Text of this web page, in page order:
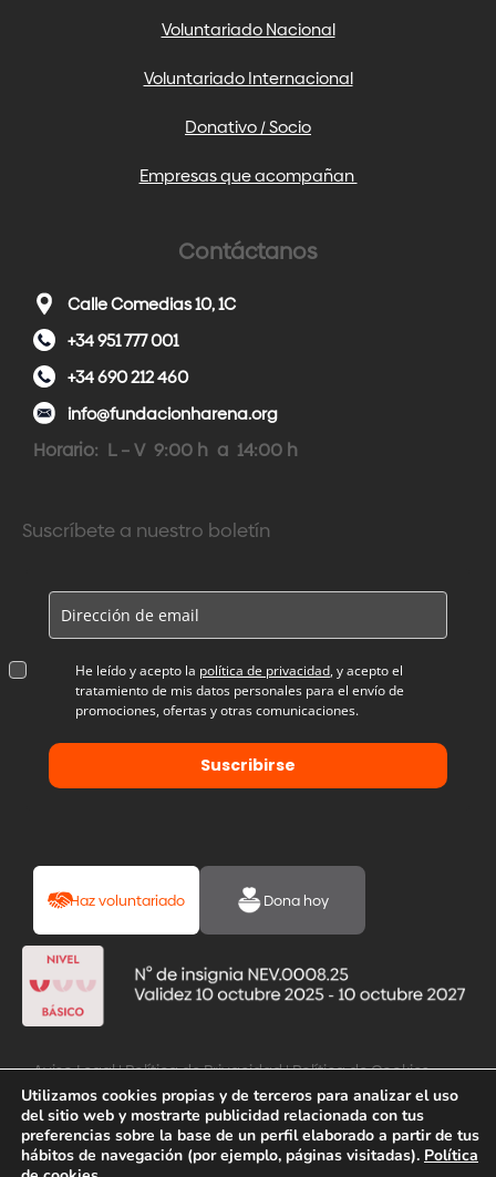
Voluntariado Nacional
Voluntariado Internacional
Donativo / Socio
Empresas que acompañan
Contáctanos
Calle Comedias 10, 1C
+34 951 777 001
+34 690 212 460
info@fundacionharena.org
Horario: L – V 9:00 h a 14:00 h
Suscríbete a nuestro boletín
He leído y acepto la política de privacidad, y acepto el
tratamiento de mis datos personales para el envío de
promociones, ofertas y otras comunicaciones.
Suscribirse
Haz voluntariado Dona hoy
Aviso Legal|Política de Privacidad|Política de Cookies
Utilizamos cookies propias y de terceros para analizar el uso
del sitio web y mostrarte publicidad relacionada con tus
preferencias sobre la base de un perfil elaborado a partir de tus
hábitos de navegación (por ejemplo, páginas visitadas). Política